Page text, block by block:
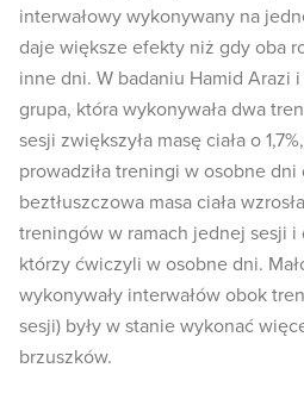
interwałowy wykonywany na
daje większe efekty niż gdy oba
inne dni. W badaniu Hamid Arazi
grupa, która wykonywała dwa
sesji zwiększyła masę ciała o
prowadziła treningi w osobne dni
beztłuszczowa masa ciała
treningów w ramach jednej sesji i
którzy ćwiczyli w osobne dni.
wykonywały interwałów obok
sesji) były w stanie wykonać
brzuszków.